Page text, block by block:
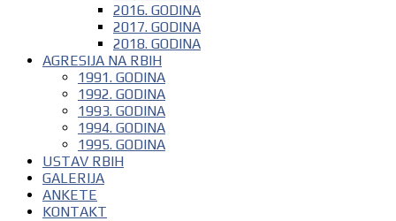
2016. GODINA
2017. GODINA
2018. GODINA
AGRESIJA NA RBIH
1991. GODINA
1992. GODINA
1993. GODINA
1994. GODINA
1995. GODINA
USTAV RBIH
GALERIJA
ANKETE
KONTAKT